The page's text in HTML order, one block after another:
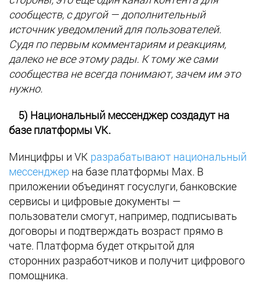
сообществ, с другой — дополнительный
источник уведомлений для пользователей.
Судя по первым комментариям и реакциям,
далеко не все этому рады. К тому же сами
сообщества не всегда понимают, зачем им это
нужно.
5) Национальный мессенджер создадут на
базе платформы VK.
Минцифры и VK разрабатывают национальный
мессенджер на базе платформы Max. В
приложении объединят госуслуги, банковские
сервисы и цифровые документы —
пользователи смогут, например, подписывать
договоры и подтверждать возраст прямо в
чате. Платформа будет открытой для
сторонних разработчиков и получит цифрового
помощника.